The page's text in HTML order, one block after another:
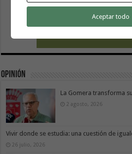
Opinión
La Gomera transforma
2 agosto, 2026
Vivir donde se estudia: una cuestión de
26 julio, 2026
Aceptar todo